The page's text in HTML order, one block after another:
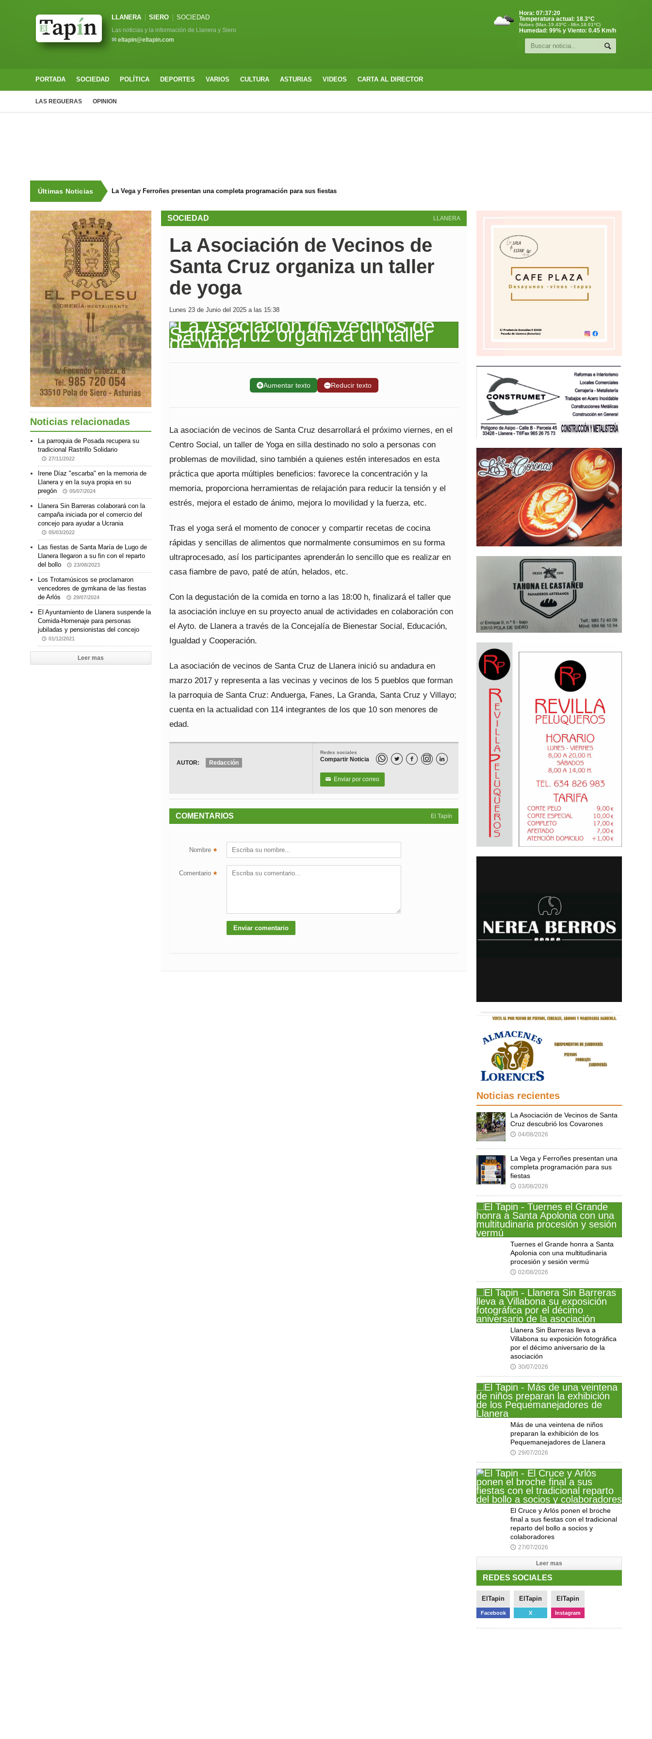
LLANERA SIERO SOCIEDAD
Las noticias y la información de Llanera y Siero
✉ eltapin@eltapin.com
Hora: 07:37:21
Temperatura actual: 18.3°C
Nubes (Max.19.43ºC - Min.18.01ºC)
Humedad: 99% y Viento: 0.45 Km/h
PORTADA SOCIEDAD POLÍTICA DEPORTES VARIOS CULTURA ASTURIAS VIDEOS CARTA AL DIRECTOR
LAS REGUERAS OPINION
Últimas Noticias La Vega y Ferroñes presentan una completa programación para sus fiestas
LLANERA
SOCIEDAD
La Asociación de Vecinos de
Santa Cruz organiza un taller
de yoga
Lunes 23 de Junio del 2025 a las 15:38
➕Aumentar texto ➖Reducir texto
La asociación de vecinos de Santa Cruz desarrollará el próximo viernes, en el
Centro Social, un taller de Yoga en silla destinado no solo a personas con
problemas de movilidad, sino también a quienes estén interesados en esta
práctica que aporta múltiples beneficios: favorece la concentración y la
memoria, proporciona herramientas de relajación para reducir la tensión y el
estrés, mejora el estado de ánimo, mejora lo movilidad y la fuerza, etc.
Tras el yoga será el momento de conocer y compartir recetas de cocina
rápidas y sencillas de alimentos que normalmente consumimos en su forma
ultraprocesado, así los participantes aprenderán lo sencillo que es realizar en
casa fiambre de pavo, paté de atún, helados, etc.
Con la degustación de la comida en torno a las 18:00 h, finalizará el taller que
la asociación incluye en su proyecto anual de actividades en colaboración con
el Ayto. de Llanera a través de la Concejalía de Bienestar Social, Educación,
Igualdad y Cooperación.
La asociación de vecinos de Santa Cruz de Llanera inició su andadura en
marzo 2017 y representa a las vecinas y vecinos de los 5 pueblos que forman
la parroquia de Santa Cruz: Anduerga, Fanes, La Granda, Santa Cruz y Villayo;
cuenta en la actualidad con 114 integrantes de los que 10 son menores de
edad.
Redes sociales
Compartir Noticia   
✉ Enviar por correo
AUTOR: Redacción
El Tapín
COMENTARIOS
Nombre *
Comentario *
Noticias relacionadas
La parroquia de Posada recupera su
tradicional Rastrillo Solidario
27/11/2022
Irene Díaz "escarba" en la memoria de
Llanera y en la suya propia en su
pregón
05/07/2024
Llanera Sin Barreras colaborará con la
campaña iniciada por el comercio del
concejo para ayudar a Ucrania
05/03/2022
Las fiestas de Santa María de Lugo de
Llanera llegaron a su fin con el reparto
del bollo
23/08/2023
Los Trotamúsicos se proclamaron
vencedores de gymkana de las fiestas
de Arlós
29/07/2024
El Ayuntamiento de Llanera suspende la
Comida-Homenaje para personas
jubiladas y pensionistas del concejo
01/12/2021
Leer mas
Noticias recientes
La Asociación de Vecinos de Santa
Cruz descubrió los Covarones
🕔 04/08/2026
La Vega y Ferroñes presentan una
completa programación para sus
fiestas
🕔 03/08/2026
Tuernes el Grande honra a Santa
Apolonia con una multitudinaria
procesión y sesión vermú
🕔 02/08/2026
Llanera Sin Barreras lleva a
Villabona su exposición fotográfica
por el décimo aniversario de la
asociación
🕔 30/07/2026
Más de una veintena de niños
preparan la exhibición de los
Pequemanejadores de Llanera
🕔 29/07/2026
El Cruce y Arlós ponen el broche
final a sus fiestas con el tradicional
reparto del bollo a socios y
colaboradores
🕔 27/07/2026
Leer mas
REDES SOCIALES
ElTapin
Facebook
ElTapin
X
ElTapin
Instagram